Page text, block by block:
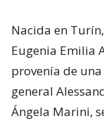
Nacida en
Eugenia Emilia
provenía de
general
Ángela Marini,